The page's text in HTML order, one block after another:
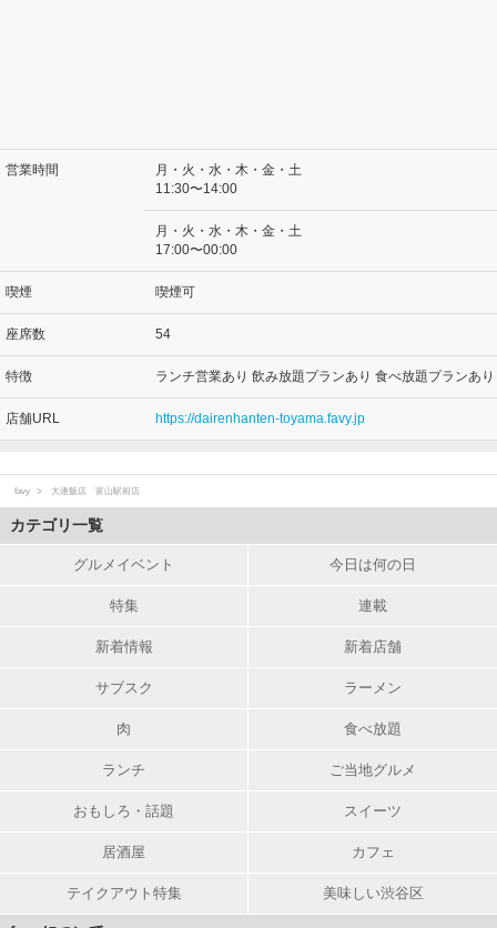
営業時間
月・火・水・木・金・土
11:30〜14:00
月・火・水・木・金・土
17:00〜00:00
喫煙 喫煙可
座席数 54
特徴 ランチ営業あり 飲み放題プランあり 食べ放題プランあり
店舗URL https://dairenhanten-toyama.favy.jp
favy 大連飯店 富山駅前店
カテゴリ一覧
グルメイベント 今日は何の日
特集 連載
新着情報 新着店舗
サブスク ラーメン
肉 食べ放題
ランチ ご当地グルメ
おもしろ・話題 スイーツ
居酒屋 カフェ
テイクアウト特集 美味しい渋谷区